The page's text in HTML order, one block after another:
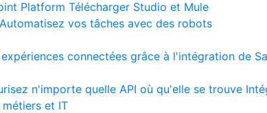
Platform Télécharger Studio et Mule
Automatisez vos tâches avec des robots
connectées grâce à l'intégration de
n'importe quelle API où qu'elle se trouve
et IT